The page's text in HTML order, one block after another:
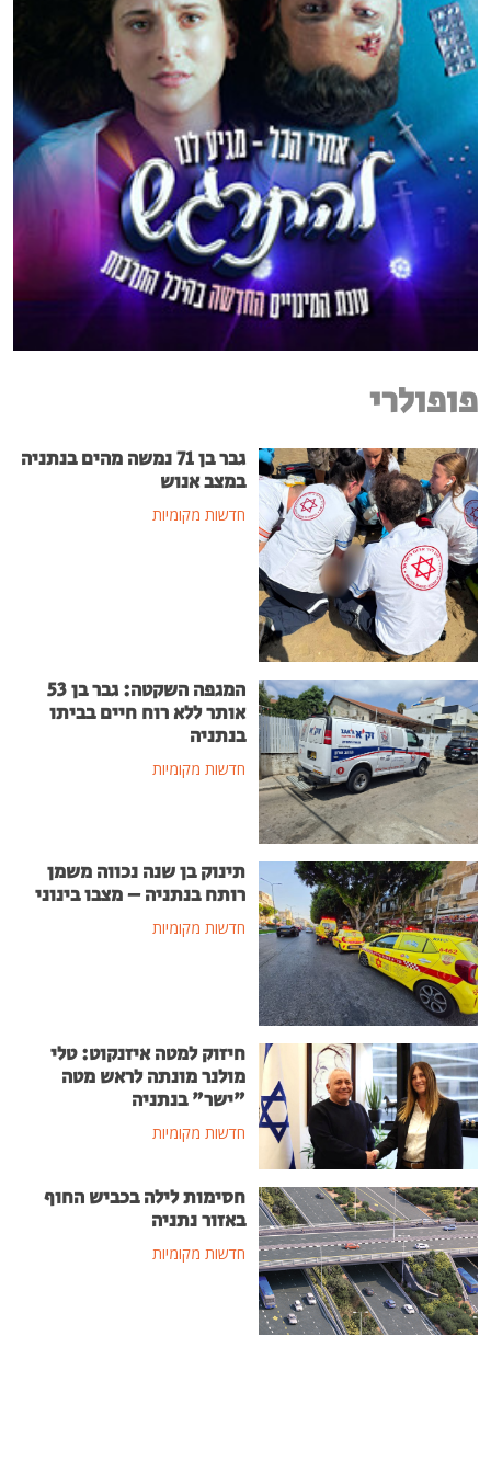
פופולרי
גבר בן 71 נמשה מהים בנתניה
במצב אנוש
חדשות מקומיות
המגפה השקטה: גבר בן 53
אותר ללא רוח חיים בביתו
בנתניה
חדשות מקומיות
תינוק בן שנה נכווה משמן
רותח בנתניה – מצבו בינוני
חדשות מקומיות
חיזוק למטה איזנקוט: טלי
מולנר מונתה לראש מטה
"ישר" בנתניה
חדשות מקומיות
חסימות לילה בכביש החוף
באזור נתניה
חדשות מקומיות